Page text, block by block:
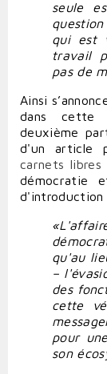
seule
qui est
travail
pas de
Ainsi
dans cette
deuxième
d'un article
carnets libres
démocratie
d'introduction
qu'au
–
des
cette
pour
son